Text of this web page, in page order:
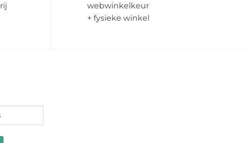
webwinkelkeur
+ fysieke winkel